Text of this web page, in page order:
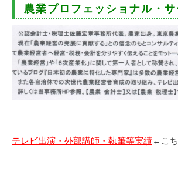
農業プロフェッショナル・
テレビ出演・外部講師・執筆等実績←こ